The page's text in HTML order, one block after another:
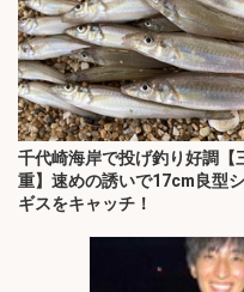
千代崎海岸で投げ釣り好調【
重】速めの誘いで17cm良型
ギスをキャッチ！